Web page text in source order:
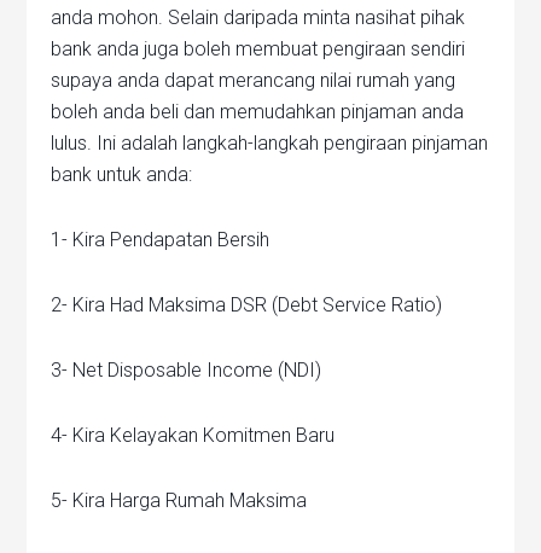
anda mohon. Selain daripada minta nasihat pihak
bank anda juga boleh membuat pengiraan sendiri
supaya anda dapat merancang nilai rumah yang
boleh anda beli dan memudahkan pinjaman anda
lulus. Ini adalah langkah-langkah pengiraan pinjaman
bank untuk anda:
1- Kira Pendapatan Bersih
2- Kira Had Maksima DSR (Debt Service Ratio)
3- Net Disposable Income (NDI)
4- Kira Kelayakan Komitmen Baru
5- Kira Harga Rumah Maksima